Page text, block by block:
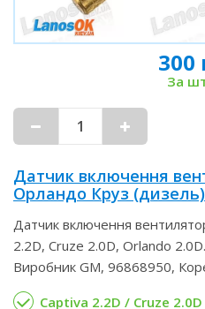
300
За
Датчик включення
Орландо Круз
Датчик включення
2.2D, Cruze 2.0D, Orlando 2.0D.
Виробник GM, 96868950,
Captiva 2.2D / Cruze